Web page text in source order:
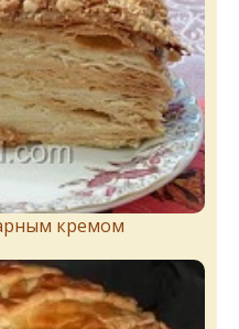
кремом